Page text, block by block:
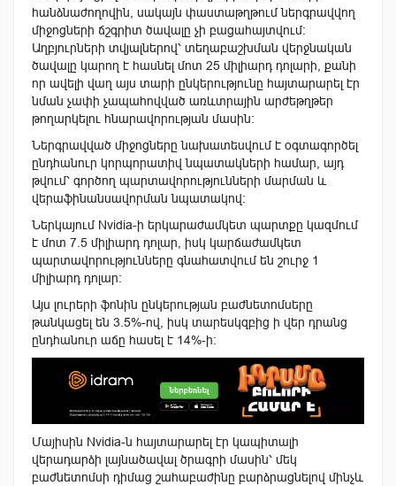
հանձնաժողովին, սակայն փաստաթղթում ներգրավվող
միջոցների ճշգրիտ ծավալը չի բացահայտվում։
Աղբյուրների տվյալներով՝ տեղաբաշխման վերջնական
ծավալը կարող է հասնել մոտ 25 միլիարդ դոլարի, քանի
որ ավելի վաղ այս տարի ընկերությունը հայտարարել էր
նման չափի չապահովված առևտրային արժեթղթեր
թողարկելու հնարավորության մասին։
Ներգրավված միջոցները նախատեսվում է օգտագործել
ընդհանուր կորպորատիվ նպատակների համար, այդ
թվում՝ գործող պարտավորությունների մարման և
վերաֆինանսավորման նպատակով։
Ներկայում Nvidia-ի երկարաժամկետ պարտքը կազմում
է մոտ 7.5 միլիարդ դոլար, իսկ կարճաժամկետ
պարտավորությունները գնահատվում են շուրջ 1
միլիարդ դոլար։
Այս լուրերի ֆոնին ընկերության բաժնետոմսերը
թանկացել են 3.5%-ով, իսկ տարեսկզբից ի վեր դրանց
ընդհանուր աճը հասել է 14%-ի։
Մայիսին Nvidia-ն հայտարարել էր կապիտալի
վերադարձի լայնածավալ ծրագրի մասին՝ մեկ
բաժնետոմսի դիմաց շահաբաժինը բարձրացնելով մինչև